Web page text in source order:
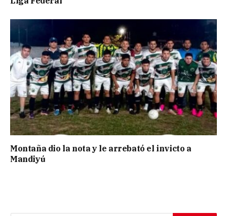
Montaña dio la nota y le arrebató el invicto a
Mandiyú